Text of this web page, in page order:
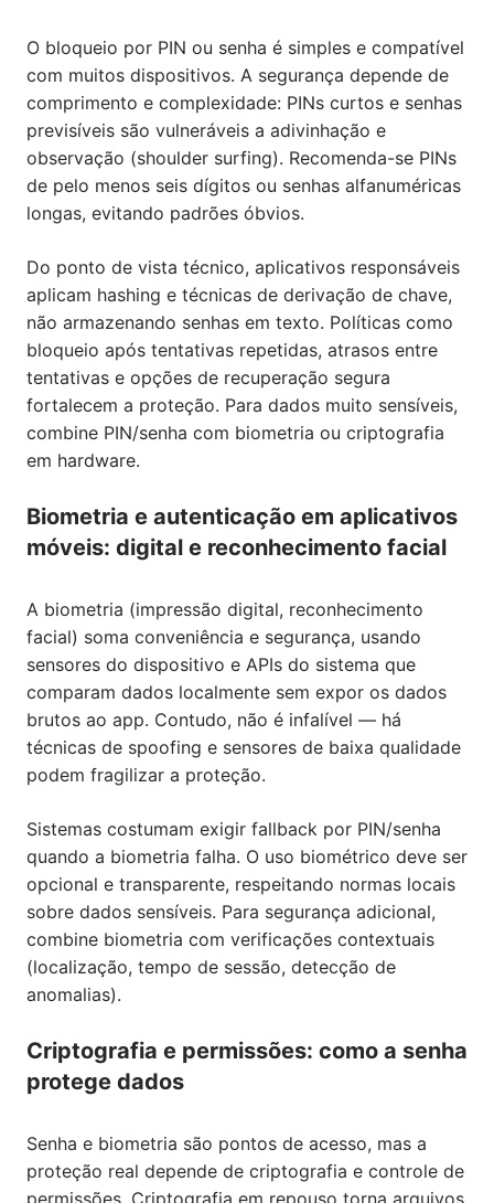
O bloqueio por PIN ou senha é simples e compatível
com muitos dispositivos. A segurança depende de
comprimento e complexidade: PINs curtos e senhas
previsíveis são vulneráveis a adivinhação e
observação (shoulder surfing). Recomenda-se PINs
de pelo menos seis dígitos ou senhas alfanuméricas
longas, evitando padrões óbvios.
Do ponto de vista técnico, aplicativos responsáveis
aplicam hashing e técnicas de derivação de chave,
não armazenando senhas em texto. Políticas como
bloqueio após tentativas repetidas, atrasos entre
tentativas e opções de recuperação segura
fortalecem a proteção. Para dados muito sensíveis,
combine PIN/senha com biometria ou criptografia
em hardware.
Biometria e autenticação em aplicativos
móveis: digital e reconhecimento facial
A biometria (impressão digital, reconhecimento
facial) soma conveniência e segurança, usando
sensores do dispositivo e APIs do sistema que
comparam dados localmente sem expor os dados
brutos ao app. Contudo, não é infalível — há
técnicas de spoofing e sensores de baixa qualidade
podem fragilizar a proteção.
Sistemas costumam exigir fallback por PIN/senha
quando a biometria falha. O uso biométrico deve ser
opcional e transparente, respeitando normas locais
sobre dados sensíveis. Para segurança adicional,
combine biometria com verificações contextuais
(localização, tempo de sessão, detecção de
anomalias).
Criptografia e permissões: como a senha
protege dados
Senha e biometria são pontos de acesso, mas a
proteção real depende de criptografia e controle de
permissões. Criptografia em repouso torna arquivos